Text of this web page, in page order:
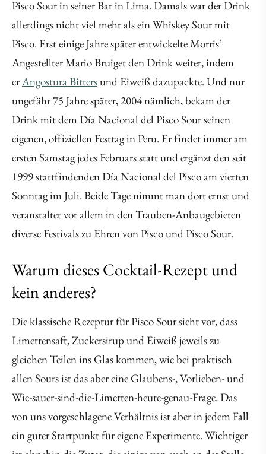
Pisco Sour in seiner Bar in Lima. Damals war der Drink
allerdings nicht viel mehr als ein Whiskey Sour mit
Pisco. Erst einige Jahre später entwickelte Morris’
Angestellter Mario Bruiget den Drink weiter, indem
erAngostura Bittersund Eiweiß dazupackte. Und nur
ungefähr 75 Jahre später, 2004 nämlich, bekam der
Drink mit dem Día Nacional del Pisco Sour seinen
eigenen, offiziellen Festtag in Peru. Er findet immer am
ersten Samstag jedes Februars statt und ergänzt den seit
1999 stattfindenden Día Nacional del Pisco am vierten
Sonntag im Juli. Beide Tage nimmt man dort ernst und
veranstaltet vor allem in den Trauben-Anbaugebieten
diverse Festivals zu Ehren von Pisco und Pisco Sour.
Warum dieses Cocktail-Rezept und
kein anderes?
Die klassische Rezeptur für Pisco Sour sieht vor, dass
Limettensaft, Zuckersirup und Eiweiß jeweils zu
gleichen Teilen ins Glas kommen, wie bei praktisch
allen Sours ist das aber eine Glaubens-, Vorlieben- und
Wie-sauer-sind-die-Limetten-heute-genau-Frage. Das
von uns vorgeschlagene Verhältnis ist aber in jedem Fall
ein guter Startpunkt für eigene Experimente. Wichtiger